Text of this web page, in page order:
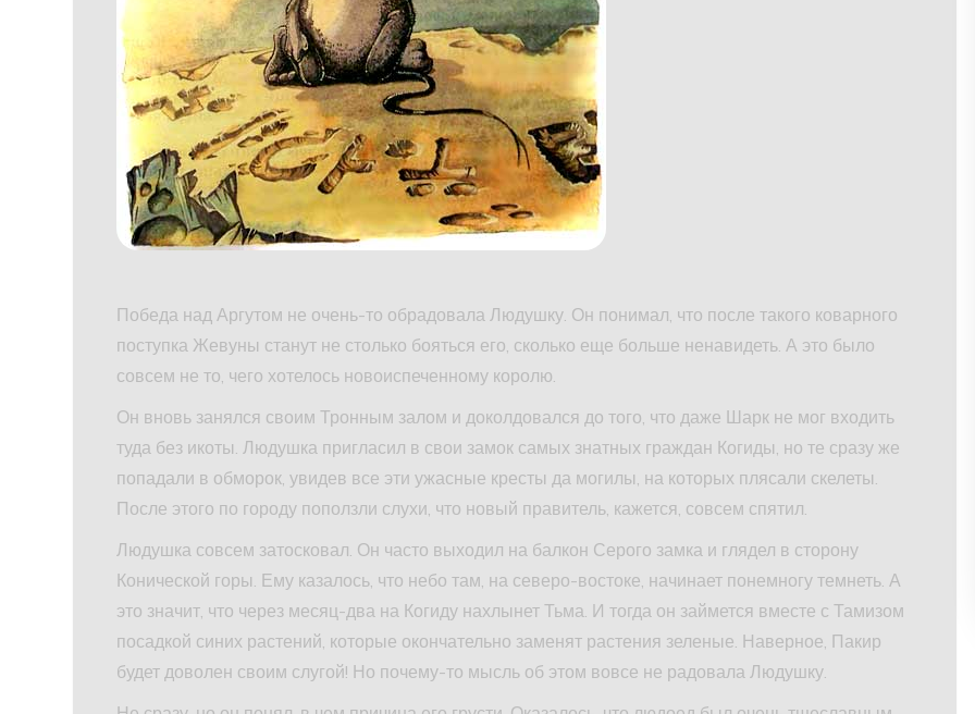
Победа над Аргутом не очень-то обрадовала Людушку. Он понимал, что после такого коварного
поступка Жевуны станут не столько бояться его, сколько еще больше ненавидеть. А это было
совсем не то, чего хотелось новоиспеченному королю.
Он вновь занялся своим Тронным залом и доколдовался до того, что даже Шарк не мог входить
туда без икоты. Людушка пригласил в свои замок самых знатных граждан Когиды, но те сразу же
попадали в обморок, увидев все эти ужасные кресты да могилы, на которых плясали скелеты.
После этого по городу поползли слухи, что новый правитель, кажется, совсем спятил.
Людушка совсем затосковал. Он часто выходил на балкон Серого замка и глядел в сторону
Конической горы. Ему казалось, что небо там, на северо-востоке, начинает понемногу темнеть. А
это значит, что через месяц-два на Когиду нахлынет Тьма. И тогда он займется вместе с Тамизом
посадкой синих растений, которые окончательно заменят растения зеленые. Наверное, Пакир
будет доволен своим слугой! Но почему-то мысль об этом вовсе не радовала Людушку.